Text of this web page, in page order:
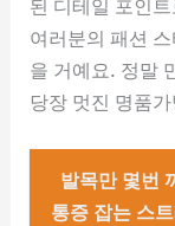
된 디테일 포인
여러분의 패션
을 거예요. 정말
당장 멋진 명품
발목만 몇번
통증 잡는 스